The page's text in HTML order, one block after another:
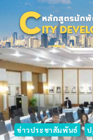
content
ข่าวประชาสัมพันธ์